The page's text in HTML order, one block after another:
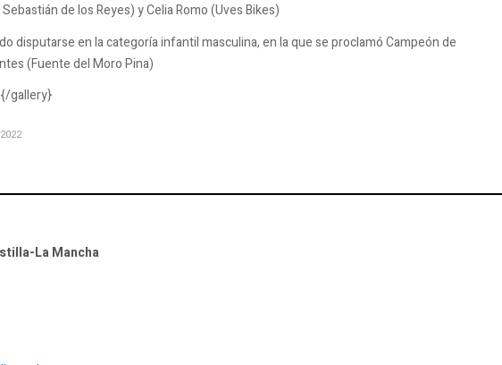
de los Reyes) y Celia Romo (Uves Bikes)
disputarse en la categoría infantil masculina, en la que se proclamó Campeón de
(Fuente del Moro Pina)
gallery}
La Mancha